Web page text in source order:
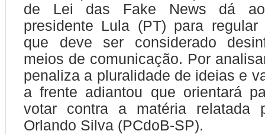
de Lei das Fake News dá
presidente Lula (PT) para
que deve ser considerado
meios de comunicação. Por
penaliza a pluralidade de ideias e
a frente adiantou que orientará
votar contra a matéria relatada
Orlando Silva (PCdoB-SP).